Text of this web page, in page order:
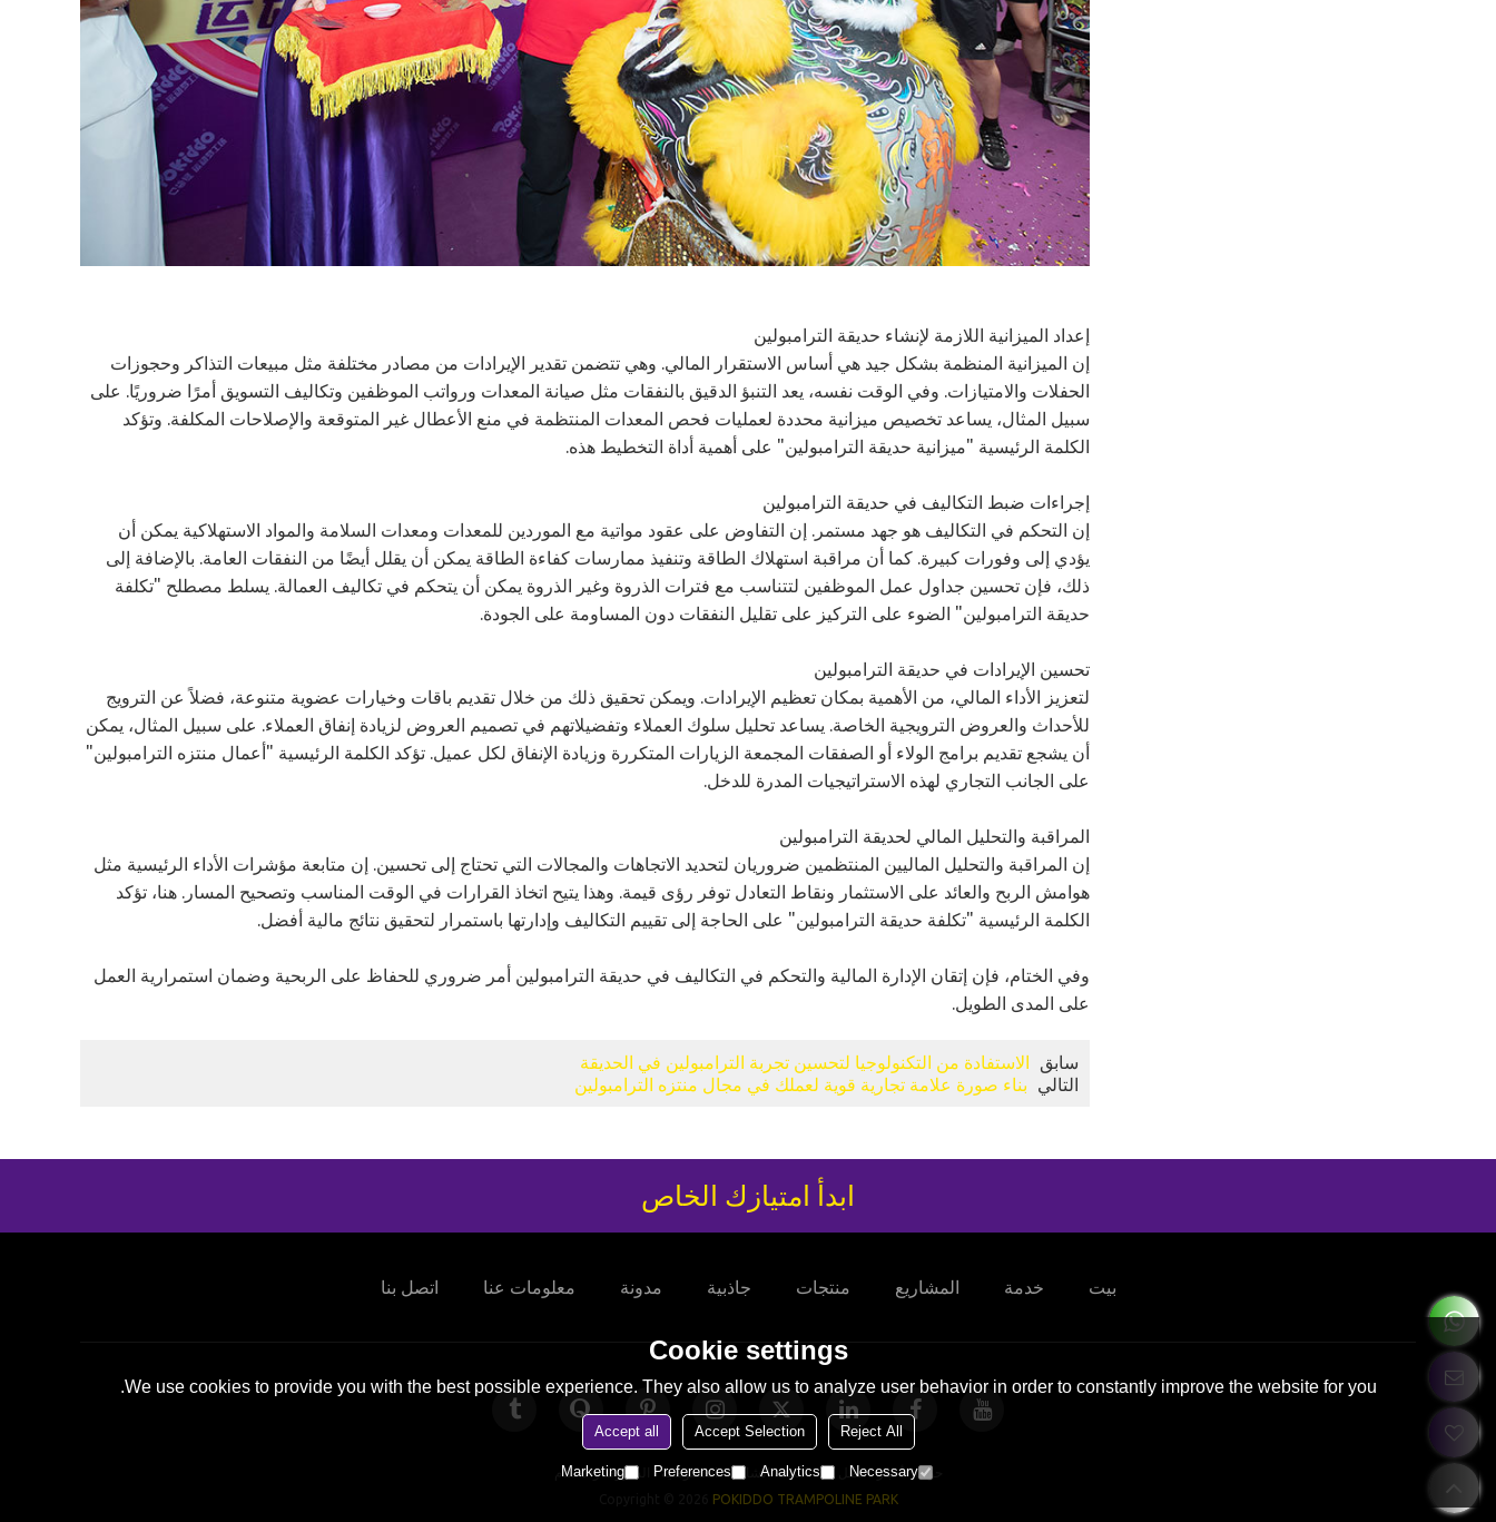
إعداد الميزانية اللازمة لإنشاء حديقة الترامبولين
إن الميزانية المنظمة بشكل جيد هي أساس الاستقرار المالي. وهي تتضمن تقدير الإيرادات من مصادر مختلفة مثل مبيعات التذاكر وحجوزات
الحفلات والامتيازات. وفي الوقت نفسه، يعد التنبؤ الدقيق بالنفقات مثل صيانة المعدات ورواتب الموظفين وتكاليف التسويق أمرًا ضروريًا. على
سبيل المثال، يساعد تخصيص ميزانية محددة لعمليات فحص المعدات المنتظمة في منع الأعطال غير المتوقعة والإصلاحات المكلفة. وتؤكد
الكلمة الرئيسية "ميزانية حديقة الترامبولين" على أهمية أداة التخطيط هذه.
إجراءات ضبط التكاليف في حديقة الترامبولين
إن التحكم في التكاليف هو جهد مستمر. إن التفاوض على عقود مواتية مع الموردين للمعدات ومعدات السلامة والمواد الاستهلاكية يمكن أن
يؤدي إلى وفورات كبيرة. كما أن مراقبة استهلاك الطاقة وتنفيذ ممارسات كفاءة الطاقة يمكن أن يقلل أيضًا من النفقات العامة. بالإضافة إلى
ذلك، فإن تحسين جداول عمل الموظفين لتتناسب مع فترات الذروة وغير الذروة يمكن أن يتحكم في تكاليف العمالة. يسلط مصطلح "تكلفة
حديقة الترامبولين" الضوء على التركيز على تقليل النفقات دون المساومة على الجودة.
تحسين الإيرادات في حديقة الترامبولين
لتعزيز الأداء المالي، من الأهمية بمكان تعظيم الإيرادات. ويمكن تحقيق ذلك من خلال تقديم باقات وخيارات عضوية متنوعة، فضلاً عن الترويج
للأحداث والعروض الترويجية الخاصة. يساعد تحليل سلوك العملاء وتفضيلاتهم في تصميم العروض لزيادة إنفاق العملاء. على سبيل المثال، يمكن
أن يشجع تقديم برامج الولاء أو الصفقات المجمعة الزيارات المتكررة وزيادة الإنفاق لكل عميل. تؤكد الكلمة الرئيسية "أعمال منتزه الترامبولين"
على الجانب التجاري لهذه الاستراتيجيات المدرة للدخل.
المراقبة والتحليل المالي لحديقة الترامبولين
إن المراقبة والتحليل الماليين المنتظمين ضروريان لتحديد الاتجاهات والمجالات التي تحتاج إلى تحسين. إن متابعة مؤشرات الأداء الرئيسية مثل
هوامش الربح والعائد على الاستثمار ونقاط التعادل توفر رؤى قيمة. وهذا يتيح اتخاذ القرارات في الوقت المناسب وتصحيح المسار. هنا، تؤكد
الكلمة الرئيسية "تكلفة حديقة الترامبولين" على الحاجة إلى تقييم التكاليف وإدارتها باستمرار لتحقيق نتائج مالية أفضل.
وفي الختام، فإن إتقان الإدارة المالية والتحكم في التكاليف في حديقة الترامبولين أمر ضروري للحفاظ على الربحية وضمان استمرارية العمل
على المدى الطويل.
سابق
الاستفادة من التكنولوجيا لتحسين تجربة الترامبولين في الحديقة
التالي
بناء صورة علامة تجارية قوية لعملك في مجال منتزه الترامبولين
ابدأ امتيازك الخاص
بيت خدمة المشاريع منتجات جاذبية مدونة معلومات عنا اتصل بنا
حولنا أخبار اتصل بنا الأسئلة الشائعة الخصوصية
الشروط والاحكام
POKIDDO TRAMPOLINE PARK
Cookie settings
We use cookies to provide you with the best possible experience. They also allow us to analyze user behavior in order to constantly improve the website for you.
Reject All
Accept Selection
Accept all
Necessary
Analytics
Preferences
Marketing